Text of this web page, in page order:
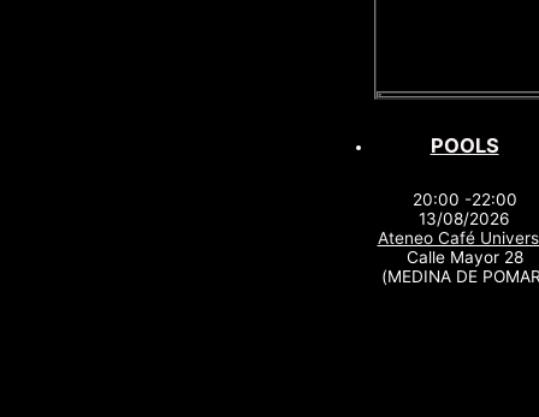
POOLS
20:00 -22:00
13/08/2026
Ateneo Café
Calle Mayor 28
(MEDINA DE